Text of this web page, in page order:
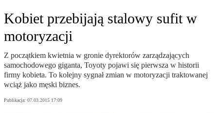
Kobiet przebijają stalowy sufit w
motoryzacji
Z początkiem kwietnia w gronie dyrektorów zarządzających
samochodowego giganta, Toyoty pojawi się pierwsza w historii
firmy kobieta. To kolejny sygnał zmian w motoryzacji traktowanej
wciąż jako męski biznes.
Publikacja: 07.03.2015 17:09